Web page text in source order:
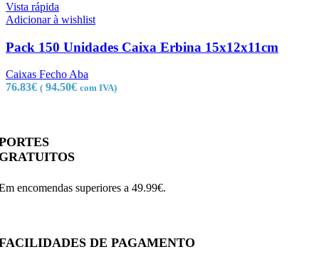
Vista rápida
Adicionar à wishlist
Pack 150 Unidades Caixa Erbina 15x12x11cm
Caixas Fecho Aba
76.83€ ( 94.50€ com IVA)
encomendas superiores a 49.99€.
DE PAGAMENTO